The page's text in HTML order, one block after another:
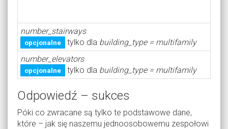
number_stairways
opcjonalne tylko dla building_type = multifamily
number_elevators
opcjonalne tylko dla building_type = multifamily
Odpowiedź – sukces
Póki co zwracane są tylko te podstawowe dane,
które – jak się naszemu jednoosobowemu zespołowi